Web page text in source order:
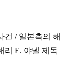
건 / 일본측의 해
리 E. 야넬 제독